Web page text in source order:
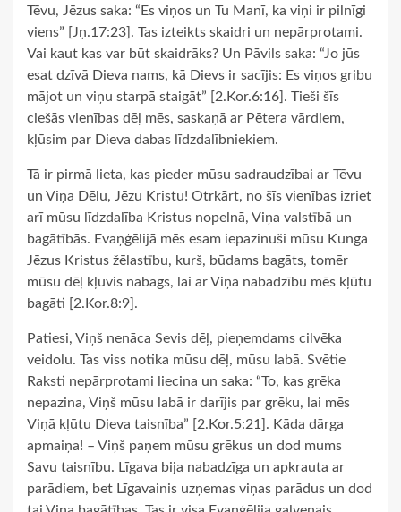
Tēvu, Jēzus saka: “Es viņos un Tu Manī, ka viņi ir pilnīgi
viens” [Jņ.17:23]. Tas izteikts skaidri un nepārprotami.
Vai kaut kas var būt skaidrāks? Un Pāvils saka: “Jo jūs
esat dzīvā Dieva nams, kā Dievs ir sacījis: Es viņos gribu
mājot un viņu starpā staigāt” [2.Kor.6:16]. Tieši šīs
ciešās vienības dēļ mēs, saskaņā ar Pētera vārdiem,
kļūsim par Dieva dabas līdzdalībniekiem.
Tā ir pirmā lieta, kas pieder mūsu sadraudzībai ar Tēvu
un Viņa Dēlu, Jēzu Kristu! Otrkārt, no šīs vienības izriet
arī mūsu līdzdalība Kristus nopelnā, Viņa valstībā un
bagātībās. Evaņģēlijā mēs esam iepazinuši mūsu Kunga
Jēzus Kristus žēlastību, kurš, būdams bagāts, tomēr
mūsu dēļ kļuvis nabags, lai ar Viņa nabadzību mēs kļūtu
bagāti [2.Kor.8:9].
Patiesi, Viņš nenāca Sevis dēļ, pieņemdams cilvēka
veidolu. Tas viss notika mūsu dēļ, mūsu labā. Svētie
Raksti nepārprotami liecina un saka: “To, kas grēka
nepazina, Viņš mūsu labā ir darījis par grēku, lai mēs
Viņā kļūtu Dieva taisnība” [2.Kor.5:21]. Kāda dārga
apmaiņa! – Viņš paņem mūsu grēkus un dod mums
Savu taisnību. Līgava bija nabadzīga un apkrauta ar
parādiem, bet Līgavainis uzņemas viņas parādus un dod